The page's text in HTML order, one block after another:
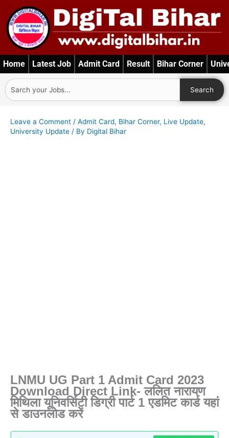
content
Home Latest Job Admit Card Result Bihar Corner
Search
Search
Leave a Comment / Admit Card, Bihar Corner, Live Update,
University Update / By Digital Bihar
LNMU UG Part 1 Admit Card 2023
Download Direct Link- ललित नारायण
मिथिला यूनिवर्सिटी डिग्री पार्ट 1 एडमिट कार्ड यहां
से डाउनलोड करें